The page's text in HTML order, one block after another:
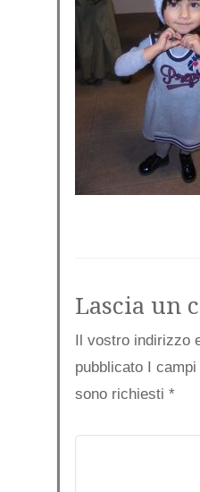
Lascia un
Il vostro indirizzo
pubblicato I
sono richiesti *